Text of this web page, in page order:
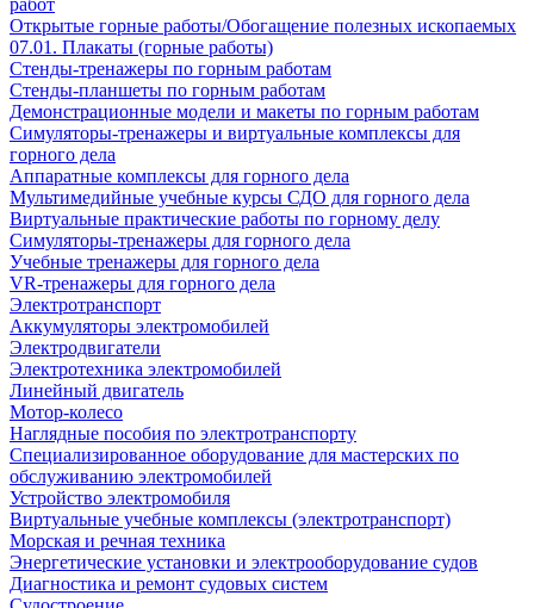
работ
Открытые горные работы/Обогащение полезных ископаемых
07.01. Плакаты (горные работы)
Стенды-тренажеры по горным работам
Стенды-планшеты по горным работам
Демонстрационные модели и макеты по горным работам
Симуляторы-тренажеры и виртуальные комплексы для
горного дела
Аппаратные комплексы для горного дела
Мультимедийные учебные курсы СДО для горного дела
Виртуальные практические работы по горному делу
Симуляторы-тренажеры для горного дела
Учебные тренажеры для горного дела
VR-тренажеры для горного дела
Электротранспорт
Аккумуляторы электромобилей
Электродвигатели
Электротехника электромобилей
Линейный двигатель
Мотор-колесо
Наглядные пособия по электротранспорту
Специализированное оборудование для мастерских по
обслуживанию электромобилей
Устройство электромобиля
Виртуальные учебные комплексы (электротранспорт)
Морская и речная техника
Энергетические установки и электрооборудование судов
Диагностика и ремонт судовых систем